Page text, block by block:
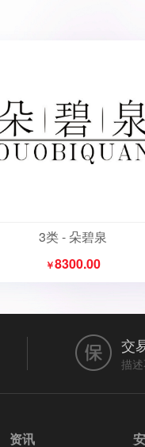
3类 - 朵碧泉
￥8300.00
交
描
资讯